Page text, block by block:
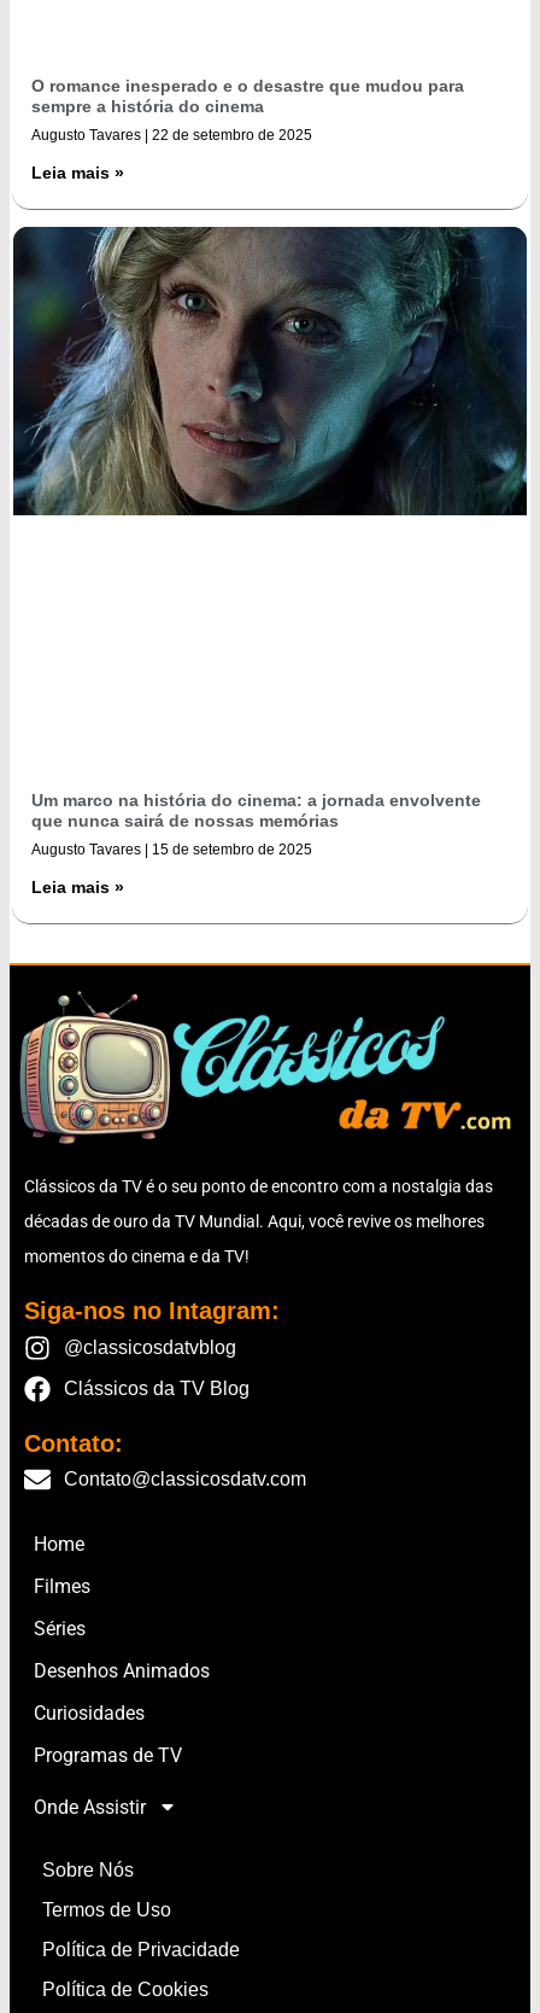
O romance inesperado e o desastre que mudou para
sempre a história do cinema
Augusto Tavares 22 de setembro de 2025
Leia mais »
Um marco na história do cinema: a jornada envolvente
que nunca sairá de nossas memórias
Augusto Tavares 15 de setembro de 2025
Leia mais »
Clássicos da TV é o seu ponto de encontro com a nostalgia das
décadas de ouro da TV Mundial. Aqui, você revive os melhores
momentos do cinema e da TV!
Siga-nos no Intagram:
@classicosdatvblog
Clássicos da TV Blog
Contato:
Contato@classicosdatv.com
Home
Filmes
Séries
Desenhos Animados
Curiosidades
Programas de TV
Onde Assistir
Sobre Nós
Termos de Uso
Política de Privacidade
Política de Cookies